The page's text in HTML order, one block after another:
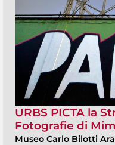
URBS PICTA la
Fotografie di
Museo Carlo Bilotti